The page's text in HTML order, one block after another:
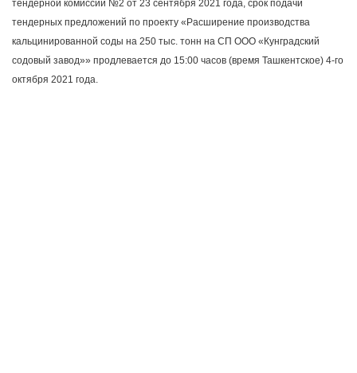
тендерной комиссии №2 от 23 сентября 2021 года, срок подачи
тендерных предложений по проекту «Расширение производства
кальцинированной соды на 250 тыс. тонн на СП ООО «Кунградский
содовый завод»» продлевается до 15:00 часов (время Ташкентское) 4-го
октября 2021 года.